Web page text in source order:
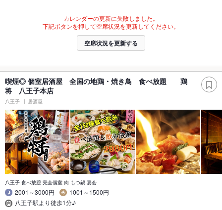
カレンダーの更新に失敗しました。
下記ボタンを押して空席状況を更新してください。
空席状況を更新する
喫煙◎ 個室居酒屋 全国の地鶏・焼き鳥 食べ放題 鶏
将 八王子本店
八王子 居酒屋
八王子 食べ放題 完全個室 肉 もつ鍋 宴会
2001～3000円
1001～1500円
八王子駅より徒歩1分♪